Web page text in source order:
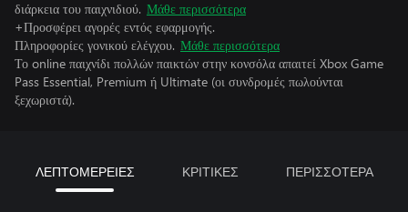
διάρκεια του παιχνιδιού. Μάθε περισσότερα
+Προσφέρει αγορές εντός εφαρμογής.
Πληροφορίες γονικού ελέγχου. Μάθε περισσότερα
Το online παιχνίδι πολλών παικτών στην κονσόλα απαιτεί Xbox Game
Pass Essential, Premium ή Ultimate (οι συνδρομές πωλούνται
ξεχωριστά).
ΛΕΠΤΟΜΕΡΕΙΕΣ ΚΡΙΤΙΚΕΣ ΠΕΡΙΣΣΟΤΕΡΑ